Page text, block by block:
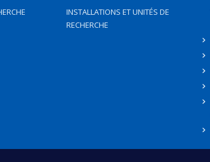
INSTALLATIONS ET UNITÉS DE
RECHERCHE